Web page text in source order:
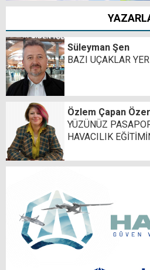
Süleyman Şen
BAZI UÇAKLAR
Özlem Çapan
YÜZÜNÜZ
HAVACILIK